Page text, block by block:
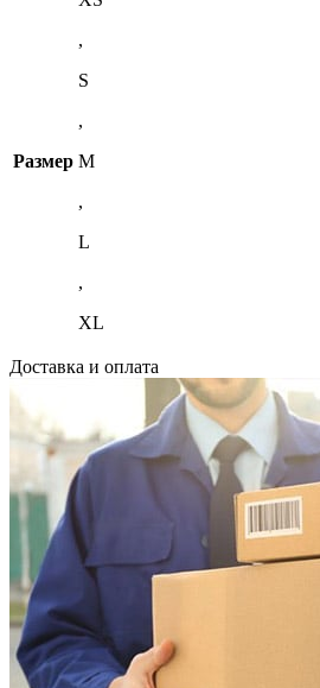
Размер
,
S
,
M
,
L
,
XL
Доставка и оплата